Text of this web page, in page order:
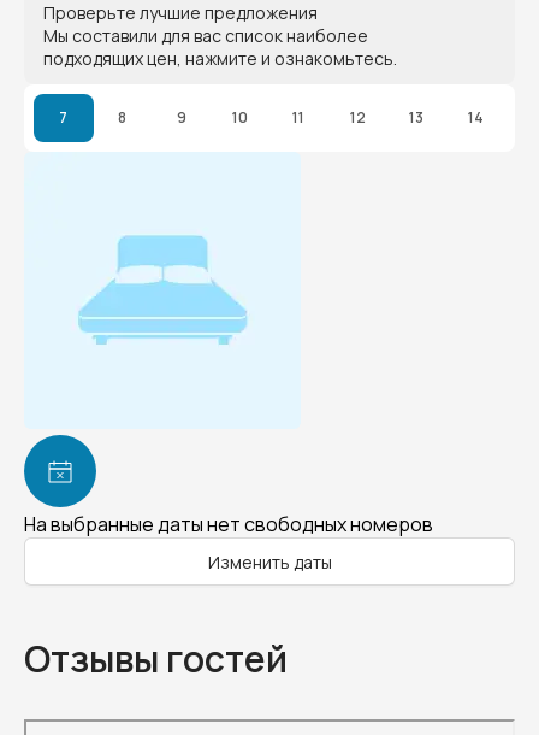
Проверьте лучшие предложения
Мы составили для вас список наиболее
подходящих цен, нажмите и ознакомьтесь.
7 8 9 10 11 12 13 14
На выбранные даты нет свободных номеров
Изменить даты
Отзывы гостей